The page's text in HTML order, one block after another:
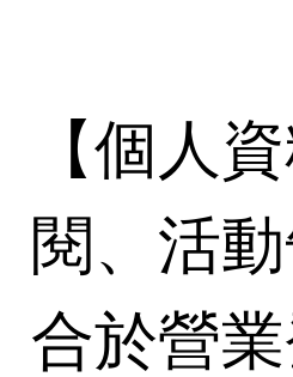
【個人
閱、活
合於營